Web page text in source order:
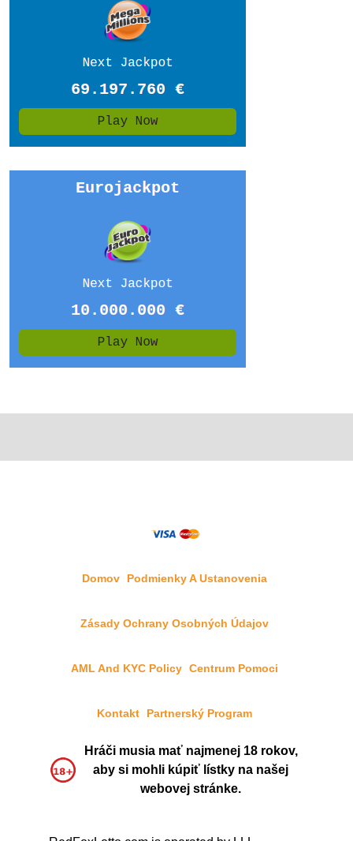
Domov Podmienky A Ustanovenia
Zásady Ochrany Osobných Údajov
AML And KYC Policy Centrum Pomoci
Kontakt Partnerský Program
Hráči musia mať najmenej 18 rokov,
aby si mohli kúpiť lístky na našej
webovej stránke.